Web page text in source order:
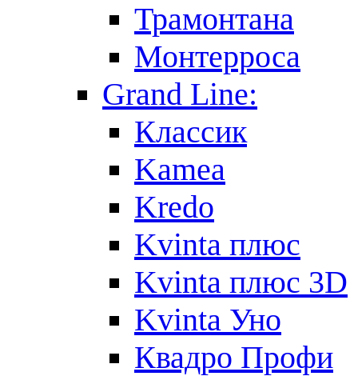
Трамонтана
Монтерроса
Grand Line:
Классик
Kamea
Kredo
Kvinta плюс
Kvinta плюс 3D
Kvinta Уно
Квадро Профи